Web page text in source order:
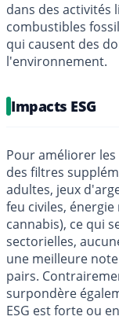
dans des activités
combustibles
qui causent des
l'environnement.
Impacts ESG
Pour améliorer
des filtres
adultes, jeux
feu civiles,
cannabis), ce qui
sectorielles,
une meilleure
pairs.
surpondère
ESG est forte ou